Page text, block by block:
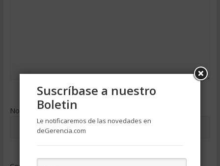
Nombre*
Suscríbase a nuestro
Boletin
Le notificaremos de las novedades en
deGerencia.com